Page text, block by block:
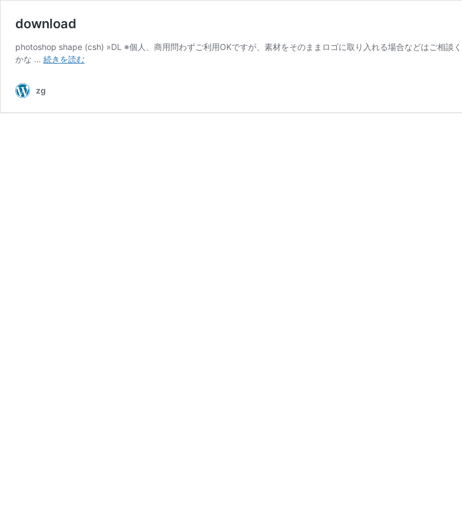
download
photoshop shape (csh) »DL ※個人、商用問わずご利用OKですが、素材をそのままロゴに取り入れる場合などはご相談
かな … 続きを読むdownload
zg